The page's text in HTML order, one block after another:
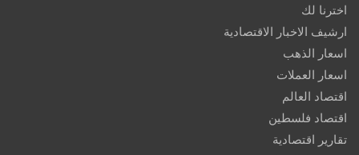
اخترنا لك
ارشيف الاخبار الاقتصادية
اسعار الذهب
اسعار العملات
اقتصاد العالم
اقتصاد فلسطين
تقارير اقتصادية